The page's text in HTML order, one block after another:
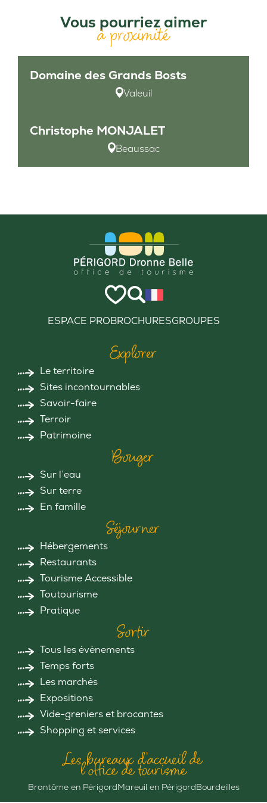
Vous pourriez aimer
à proximité
Domaine des Grands Bosts
Valeuil
Christophe MONJALET
Beaussac
ESPACE PROBROCHURESGROUPES
Explorer
Le territoire
Sites incontournables
Savoir-faire
Terroir
Patrimoine
Bouger
Sur l’eau
Sur terre
En famille
Séjourner
Hébergements
Restaurants
Tourisme Accessible
Toutourisme
Pratique
Sortir
Tous les évènements
Temps forts
Les marchés
Expositions
Vide-greniers et brocantes
Shopping et services
Les bureaux d'accueil de
l'office de tourisme
Brantôme en PérigordMareuil en PérigordBourdeilles